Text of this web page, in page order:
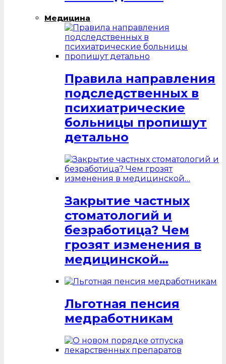
Медицина
Правила направления
подследственных в
психиатрические
больницы пропишут
детально
Закрытие частных
стоматологий и
безработица? Чем
грозят изменения в
медицинской…
Льготная пенсия
медработникам